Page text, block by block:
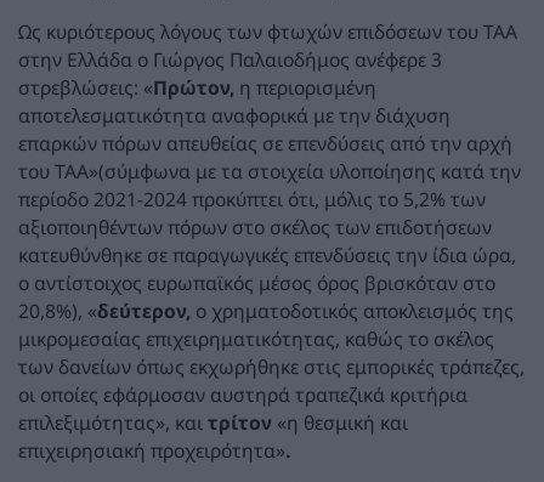
Ως κυριότερους λόγους των φτωχών επιδόσεων του ΤΑΑ
στην Ελλάδα ο Γιώργος Παλαιοδήμος ανέφερε 3
στρεβλώσεις: «Πρώτον, η περιορισμένη
αποτελεσματικότητα αναφορικά με την διάχυση
επαρκών πόρων απευθείας σε επενδύσεις από την αρχή
του ΤΑΑ»(σύμφωνα με τα στοιχεία υλοποίησης κατά την
περίοδο 2021-2024 προκύπτει ότι, μόλις το 5,2% των
αξιοποιηθέντων πόρων στο σκέλος των επιδοτήσεων
κατευθύνθηκε σε παραγωγικές επενδύσεις την ίδια ώρα,
ο αντίστοιχος ευρωπαϊκός μέσος όρος βρισκόταν στο
20,8%), «δεύτερον, ο χρηματοδοτικός αποκλεισμός της
μικρομεσαίας επιχειρηματικότητας, καθώς το σκέλος
των δανείων όπως εκχωρήθηκε στις εμπορικές τράπεζες,
οι οποίες εφάρμοσαν αυστηρά τραπεζικά κριτήρια
επιλεξιμότητας», καιτρίτον «η θεσμική και
επιχειρησιακή προχειρότητα».